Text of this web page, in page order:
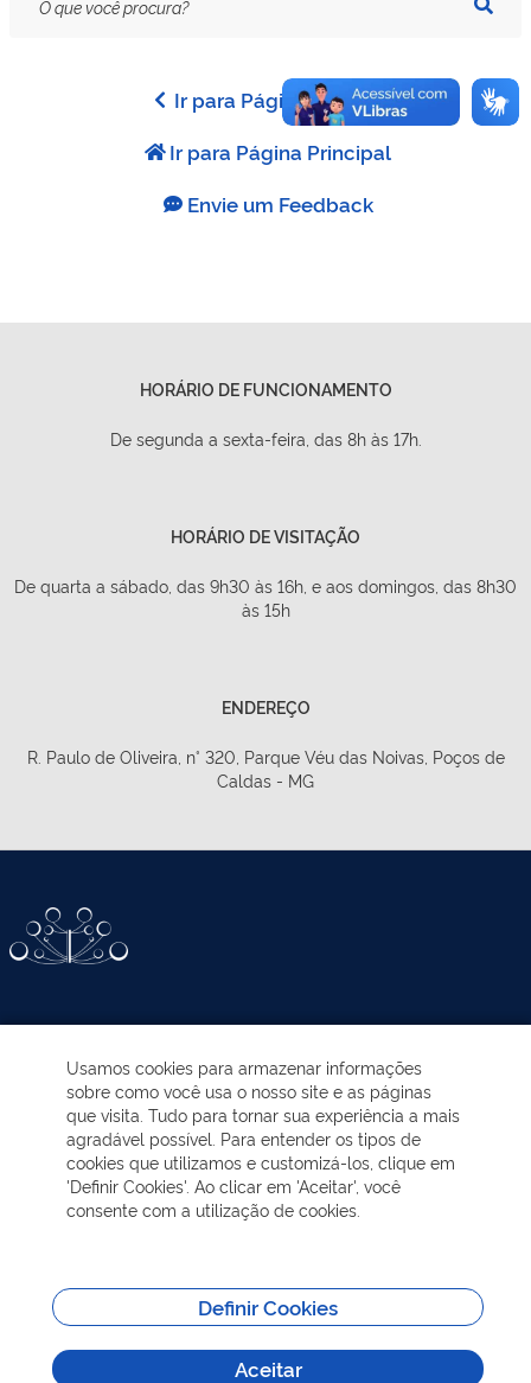
Ir para Página Anterior
Ir para Página Principal
Envie um Feedback
HORÁRIO DE FUNCIONAMENTO
De segunda a sexta-feira, das 8h às 17h.
HORÁRIO DE VISITAÇÃO
De quarta a sábado, das 9h30 às 16h, e aos domingos, das 8h30
às 15h
ENDEREÇO
R. Paulo de Oliveira, n° 320, Parque Véu das Noivas, Poços de
Caldas - MG
EDUCAÇÃO AMBIENTAL
NOTÍCIAS
VISITAÇÃO
MAIS INFORMAÇÕES
Usamos cookies para armazenar informações
sobre como você usa o nosso site e as páginas
que visita. Tudo para tornar sua experiência a mais
agradável possível. Para entender os tipos de
cookies que utilizamos e customizá-los, clique em
'Definir Cookies'. Ao clicar em 'Aceitar', você
consente com a utilização de cookies.
Definir Cookies
Aceitar